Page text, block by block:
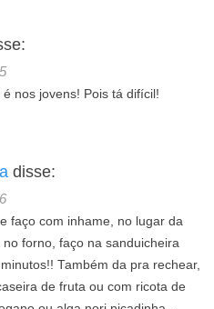
nos jovens! Pois tá difícil!
disse:
faço com inhame, no lugar da
forno, faço na sanduicheira
Também da pra rechear,
de fruta ou com ricota de